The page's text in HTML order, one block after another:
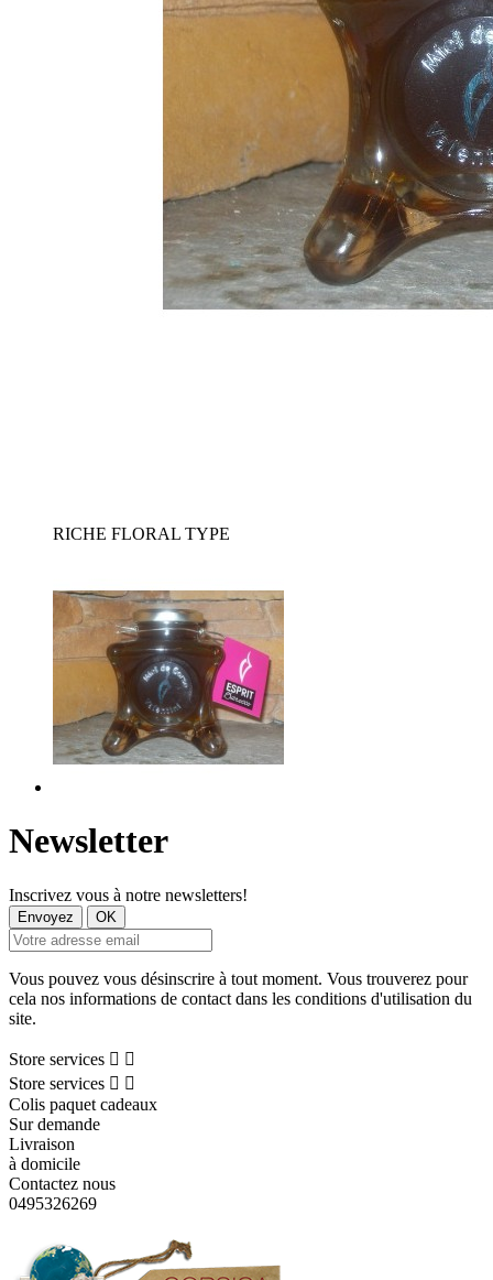
RICHE FLORAL TYPE
Newsletter
Inscrivez vous à notre newsletters!
Vous pouvez vous désinscrire à tout moment. Vous trouverez pour
cela nos informations de contact dans les conditions d'utilisation du
site.
Store services  
Store services  
Colis paquet cadeaux
Sur demande
Livraison
à domicile
Contactez nous
0495326269